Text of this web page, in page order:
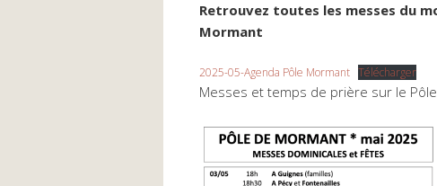
Retrouvez toutes les messes du
Mormant
2025-05-Agenda Pôle Mormant Télécharger
Messes et temps de prière sur le